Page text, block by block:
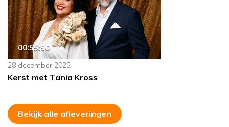
00:55:50
28 december 2025
Kerst met Tania Kross
Bekijk alle afleveringen